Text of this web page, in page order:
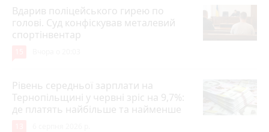
Вдарив поліцейського гирею по
голові. Суд конфіскував металевий
спортінвентар
Рівень середньої зарплати на
Тернопільщині у червні зріс на 9,7%:
де платять найбільше та найменше